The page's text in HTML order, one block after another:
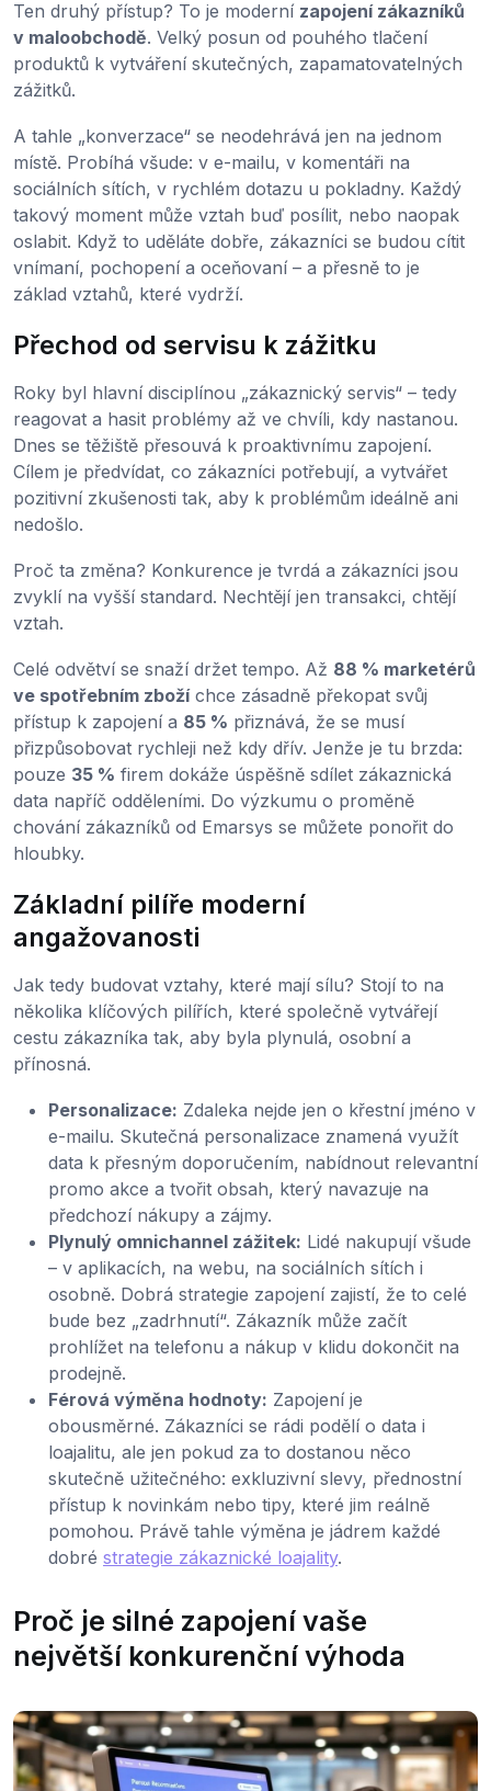
Ten druhý přístup? To je moderní zapojení zákazníků
v maloobchodě. Velký posun od pouhého tlačení
produktů k vytváření skutečných, zapamatovatelných
zážitků.
A tahle „konverzace“ se neodehrává jen na jednom
místě. Probíhá všude: v e-mailu, v komentáři na
sociálních sítích, v rychlém dotazu u pokladny. Každý
takový moment může vztah buď posílit, nebo naopak
oslabit. Když to uděláte dobře, zákazníci se budou cítit
vnímaní, pochopení a oceňovaní – a přesně to je
základ vztahů, které vydrží.
Přechod od servisu k zážitku
Roky byl hlavní disciplínou „zákaznický servis“ – tedy
reagovat a hasit problémy až ve chvíli, kdy nastanou.
Dnes se těžiště přesouvá k proaktivnímu zapojení.
Cílem je předvídat, co zákazníci potřebují, a vytvářet
pozitivní zkušenosti tak, aby k problémům ideálně ani
nedošlo.
Proč ta změna? Konkurence je tvrdá a zákazníci jsou
zvyklí na vyšší standard. Nechtějí jen transakci, chtějí
vztah.
Celé odvětví se snaží držet tempo. Až 88 % marketérů
ve spotřebním zbožíchce zásadně překopat svůj
přístup k zapojení a 85 % přiznává, že se musí
přizpůsobovat rychleji než kdy dřív. Jenže je tu brzda:
pouze 35 % firem dokáže úspěšně sdílet zákaznická
data napříč odděleními. Do výzkumu o proměně
chování zákazníků od Emarsys se můžete ponořit do
hloubky.
Základní pilíře moderní
angažovanosti
Jak tedy budovat vztahy, které mají sílu? Stojí to na
několika klíčových pilířích, které společně vytvářejí
cestu zákazníka tak, aby byla plynulá, osobní a
přínosná.
Personalizace: Zdaleka nejde jen o křestní jméno v
e-mailu. Skutečná personalizace znamená využít
data k přesným doporučením, nabídnout relevantní
promo akce a tvořit obsah, který navazuje na
předchozí nákupy a zájmy.
Plynulý omnichannel zážitek: Lidé nakupují všude
– v aplikacích, na webu, na sociálních sítích i
osobně. Dobrá strategie zapojení zajistí, že to celé
bude bez „zadrhnutí“. Zákazník může začít
prohlížet na telefonu a nákup v klidu dokončit na
prodejně.
Férová výměna hodnoty: Zapojení je
obousměrné. Zákazníci se rádi podělí o data i
loajalitu, ale jen pokud za to dostanou něco
skutečně užitečného: exkluzivní slevy, přednostní
přístup k novinkám nebo tipy, které jim reálně
pomohou. Právě tahle výměna je jádrem každé
dobré strategie zákaznické loajality.
Proč je silné zapojení vaše
největší konkurenční výhoda